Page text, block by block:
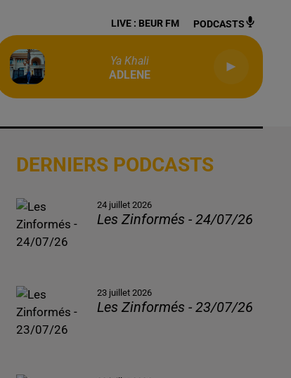
LIVE : BEUR FM PODCASTS
Ya Khali
ADLENE
DERNIERS PODCASTS
24 juillet 2026
Les Zinformés - 24/07/26
23 juillet 2026
Les Zinformés - 23/07/26